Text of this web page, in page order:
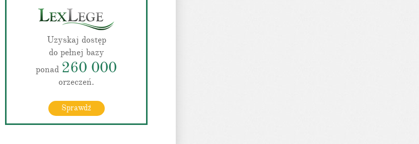
Uzyskaj dostęp
do pełnej bazy
ponad 260 000
orzeczeń.
Sprawdź